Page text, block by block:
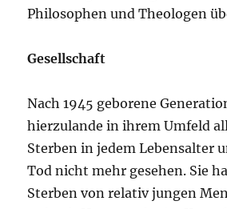
Philosophen und Theologen
Gesellschaft
Nach 1945 geborene
hierzulande in ihrem Umfeld
Sterben in jedem Lebensalter
Tod nicht mehr gesehen. Sie
Sterben von relativ jungen